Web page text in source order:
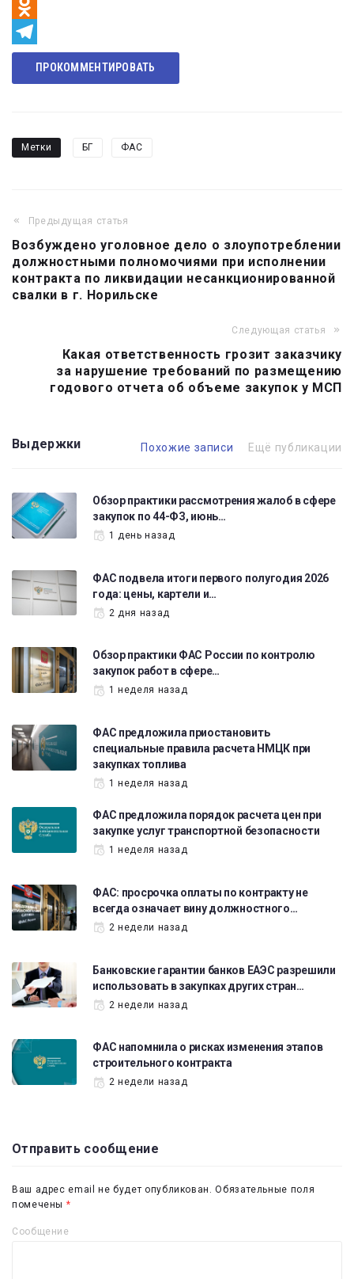
VK
Odnoklassniki
Telegram
ПРОКОММЕНТИРОВАТЬ
Метки БГ ФАС
Навигация
по
записям
Предыдущая статья
Возбуждено уголовное дело о злоупотреблении
должностными полномочиями при исполнении
контракта по ликвидации несанкционированной
свалки в г. Норильске
Следующая статья
Какая ответственность грозит заказчику
за нарушение требований по размещению
годового отчета об объеме закупок у МСП
Выдержки Похожие записи Ещё публикации
Обзор практики рассмотрения жалоб в сфере
закупок по 44-ФЗ, июнь…
1 день назад
ФАС подвела итоги первого полугодия 2026
года: цены, картели и…
2 дня назад
Обзор практики ФАС России по контролю
закупок работ в сфере…
1 неделя назад
ФАС предложила приостановить
специальные правила расчета НМЦК при
закупках топлива
1 неделя назад
ФАС предложила порядок расчета цен при
закупке услуг транспортной безопасности
1 неделя назад
ФАС: просрочка оплаты по контракту не
всегда означает вину должностного…
2 недели назад
Банковские гарантии банков ЕАЭС разрешили
использовать в закупках других стран…
2 недели назад
ФАС напомнила о рисках изменения этапов
строительного контракта
2 недели назад
Отправить сообщение
Ваш адрес email не будет опубликован. Обязательные поля
помечены *
Сообщение